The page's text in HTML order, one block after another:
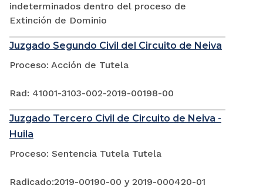
indeterminados dentro del proceso de
Extinción de Dominio
Juzgado Segundo Civil del Circuito de Neiva
Proceso: Acción de Tutela
Rad: 41001-3103-002-2019-00198-00
Juzgado Tercero Civil de Circuito de Neiva -
Huila
Proceso: Sentencia Tutela Tutela
Radicado:2019-00190-00 y 2019-000420-01